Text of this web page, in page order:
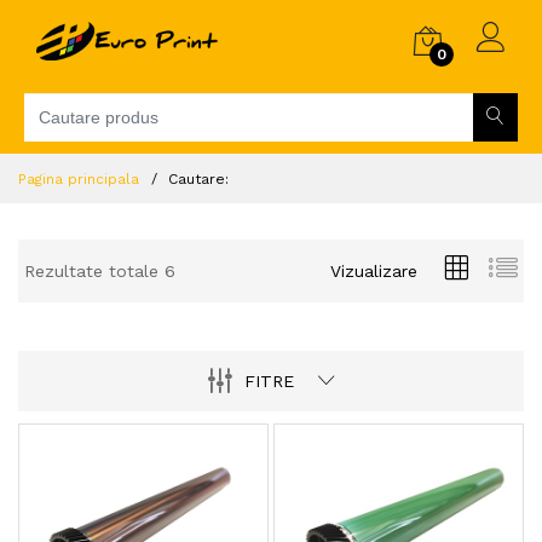
0
Pagina principala Cautare:
Rezultate totale 6 Vizualizare
FITRE